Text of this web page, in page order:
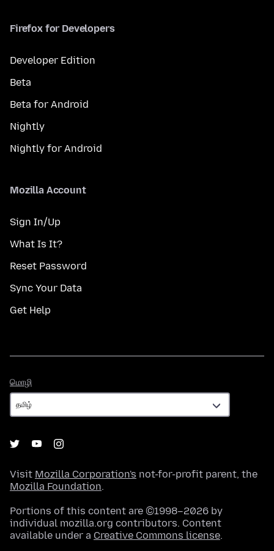
Firefox for Developers
Developer Edition
Beta
Beta for Android
Nightly
Nightly for Android
Mozilla Account
Sign In/Up
What Is It?
Reset Password
Sync Your Data
Get Help
மொழி
Visit Mozilla Corporation's not-for-profit parent, the
Mozilla Foundation.
Portions of this content are ©1998–2026 by
individual mozilla.org contributors. Content
available under a Creative Commons license.